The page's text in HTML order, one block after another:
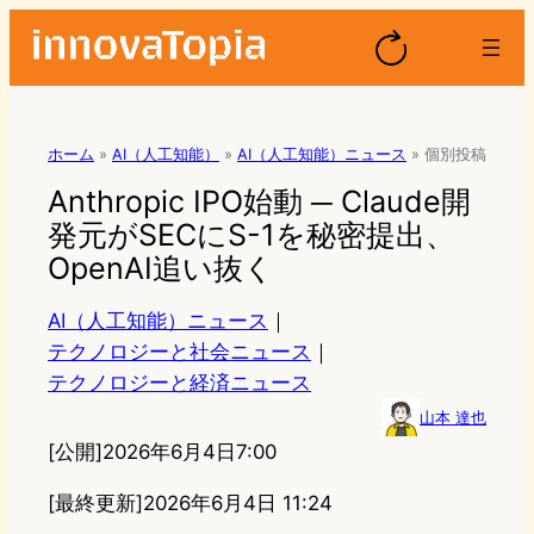
ホーム » AI（人工知能） » AI（人工知能）ニュース » 個別投稿
Anthropic IPO始動 ─ Claude開
発元がSECにS-1を秘密提出、
OpenAI追い抜く
AI（人工知能）ニュース ｜
テクノロジーと社会ニュース ｜
テクノロジーと経済ニュース
山本 達也
[公開]2026年6月4日7:00
[最終更新]2026年6月4日 11:24